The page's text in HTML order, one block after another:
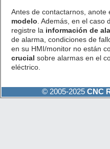
Antes de contactarnos, anote
modelo . Además, en el caso
registre la información de
de alarma, condiciones de
en su HMI/monitor no están
crucial sobre alarmas en el
eléctrico.
© 2005-2025 CNC